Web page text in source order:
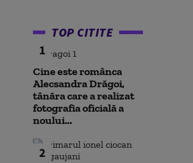
TOP CITITE
1
Cine este românca
Alecsandra Drăgoi,
tânăra care a realizat
fotografia oficială a
noului...
2